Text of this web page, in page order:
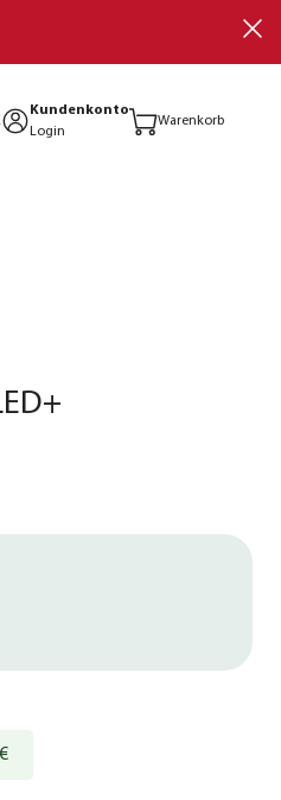
Kundenkonto
Login
Warenkorb